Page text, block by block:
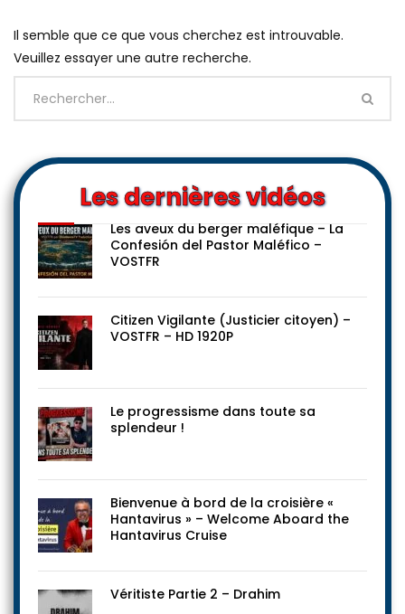
Il semble que ce que vous cherchez est introuvable.
Veuillez essayer une autre recherche.
Les dernières vidéos
Les aveux du berger maléfique – La
Confesión del Pastor Maléfico –
VOSTFR
Citizen Vigilante (Justicier citoyen) –
VOSTFR – HD 1920P
Le progressisme dans toute sa
splendeur !
Bienvenue à bord de la croisière «
Hantavirus » – Welcome Aboard the
Hantavirus Cruise
Véritiste Partie 2 – Drahim